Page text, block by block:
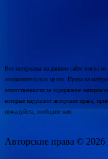
Все материалы на данном сайте взяты
ознакомительных целях. Права на
ответственности за содержание
которые нарушают авторские права,
пожалуйста, сообщите нам.
Авторские права © 2026